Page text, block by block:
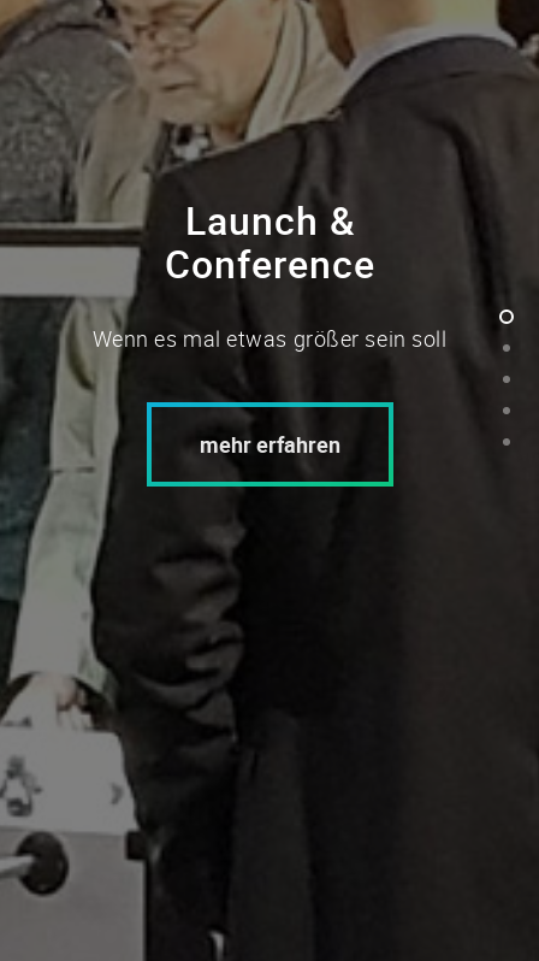
Launch &
Conference
Wenn es mal etwas größer sein soll
mehr erfahren